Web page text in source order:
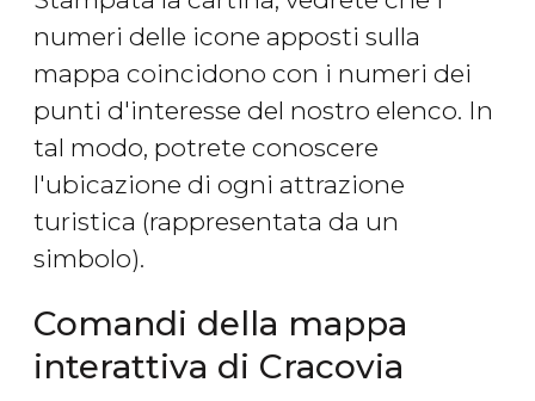
numeri delle icone apposti sulla
mappa coincidono con i numeri dei
punti d'interesse del nostro elenco. In
tal modo, potrete conoscere
l'ubicazione di ogni attrazione
turistica (rappresentata da un
simbolo).
Comandi della mappa
interattiva di Cracovia